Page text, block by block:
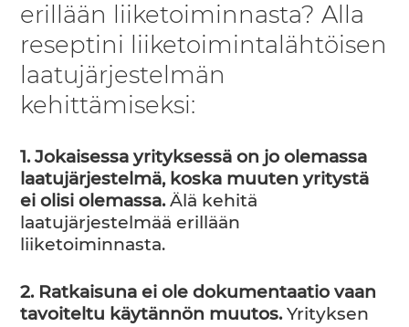
erillään liiketoiminnasta? Alla
reseptini liiketoimintalähtöisen
laatujärjestelmän
kehittämiseksi:
1. Jokaisessa yrityksessä on jo olemassa
laatujärjestelmä, koska muuten yritystä
ei olisi olemassa.Älä kehitä
laatujärjestelmää erillään
liiketoiminnasta.
2. Ratkaisuna ei ole dokumentaatio vaan
tavoiteltu käytännön muutos.Yrityksen